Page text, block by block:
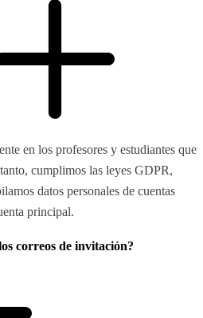
en los profesores y estudiantes que
cumplimos las leyes GDPR,
datos personales de cuentas
principal.
correos de invitación?